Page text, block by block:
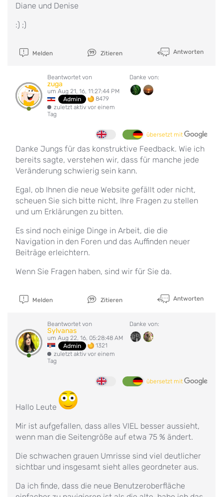
Diane und Denise
:) ;)
Melden Zitieren Antworten
Beantwortet von
zuga
um Aug 21, 16, 11:27:44 PM
Admin
8479
zuletzt aktiv vor einem
Tag
Danke von:
übersetzt mit
Danke Jungs für das konstruktive Feedback. Wie ich
bereits sagte, verstehen wir, dass für manche jede
Veränderung schwierig sein kann.
Egal, ob Ihnen die neue Website gefällt oder nicht,
scheuen Sie sich bitte nicht, Ihre Fragen zu stellen
und um Erklärungen zu bitten.
Es sind noch einige Dinge in Arbeit, die die
Navigation in den Foren und das Auffinden neuer
Beiträge erleichtern.
Wenn Sie Fragen haben, sind wir für Sie da.
Melden Zitieren Antworten
Beantwortet von
Sylvanas
um Aug 22, 16, 05:28:48 AM
Admin
1321
zuletzt aktiv vor einem
Tag
Danke von:
übersetzt mit
Hallo Leute
Mir ist aufgefallen, dass alles VIEL besser aussieht,
wenn man die Seitengröße auf etwa 75 % ändert.
Die schwachen grauen Umrisse sind viel deutlicher
sichtbar und insgesamt sieht alles geordneter aus.
Da ich finde, dass die neue Benutzeroberfläche